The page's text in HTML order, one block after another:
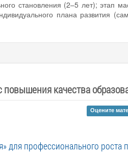
становления (2–5 лет); этап
плана развития
качества
Оцените
для профессионального роста